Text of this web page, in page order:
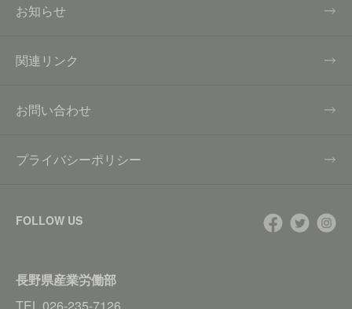
お知らせ
関連リンク
お問い合わせ
プライバシーポリシー
FOLLOW US
長野県産業労働部